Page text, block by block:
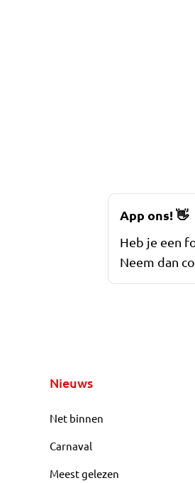
App ons!👋
Heb je een
Neem dan
Nieuws
Net binnen
Carnaval
Meest gelezen